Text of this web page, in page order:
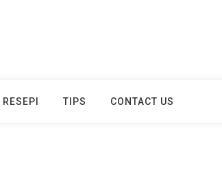
RESEPI TIPS CONTACT US